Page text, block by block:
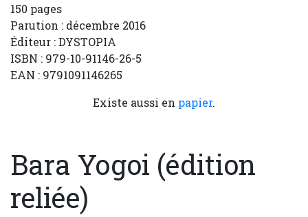
150 pages
Parution : décembre 2016
Éditeur : DYSTOPIA
ISBN : 979-10-91146-26-5
EAN : 9791091146265
Existe aussi en papier.
Bara Yogoi (édition
reliée)